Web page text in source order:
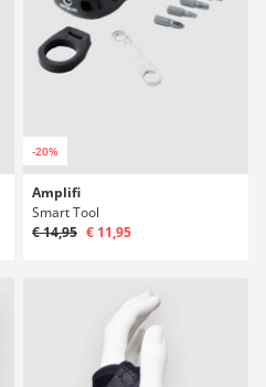
-20%
Amplifi
Smart Tool
€ 14,95 € 11,95